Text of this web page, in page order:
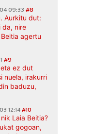
09:33 #8
Aurkitu dut:
da, nire
agertu
#9
ez dut
nuela, irakurri
baduzu,
12:14#10
Laia Beitia?
gogoan,